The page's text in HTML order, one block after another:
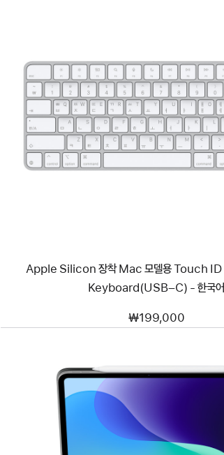
이전
이미지
-
Apple
Silicon
Mac
-
Apple Silicon 장착 Mac 모델용 Touch ID
Keyboard(USB–C) - 한국어
₩199,000